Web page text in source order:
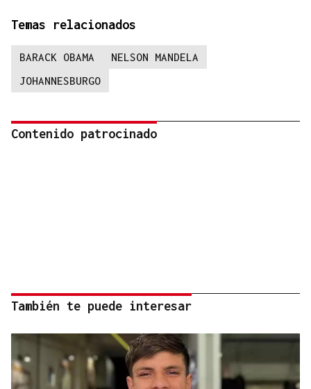
Temas relacionados
BARACK OBAMA
NELSON MANDELA
JOHANNESBURGO
Contenido patrocinado
También te puede interesar